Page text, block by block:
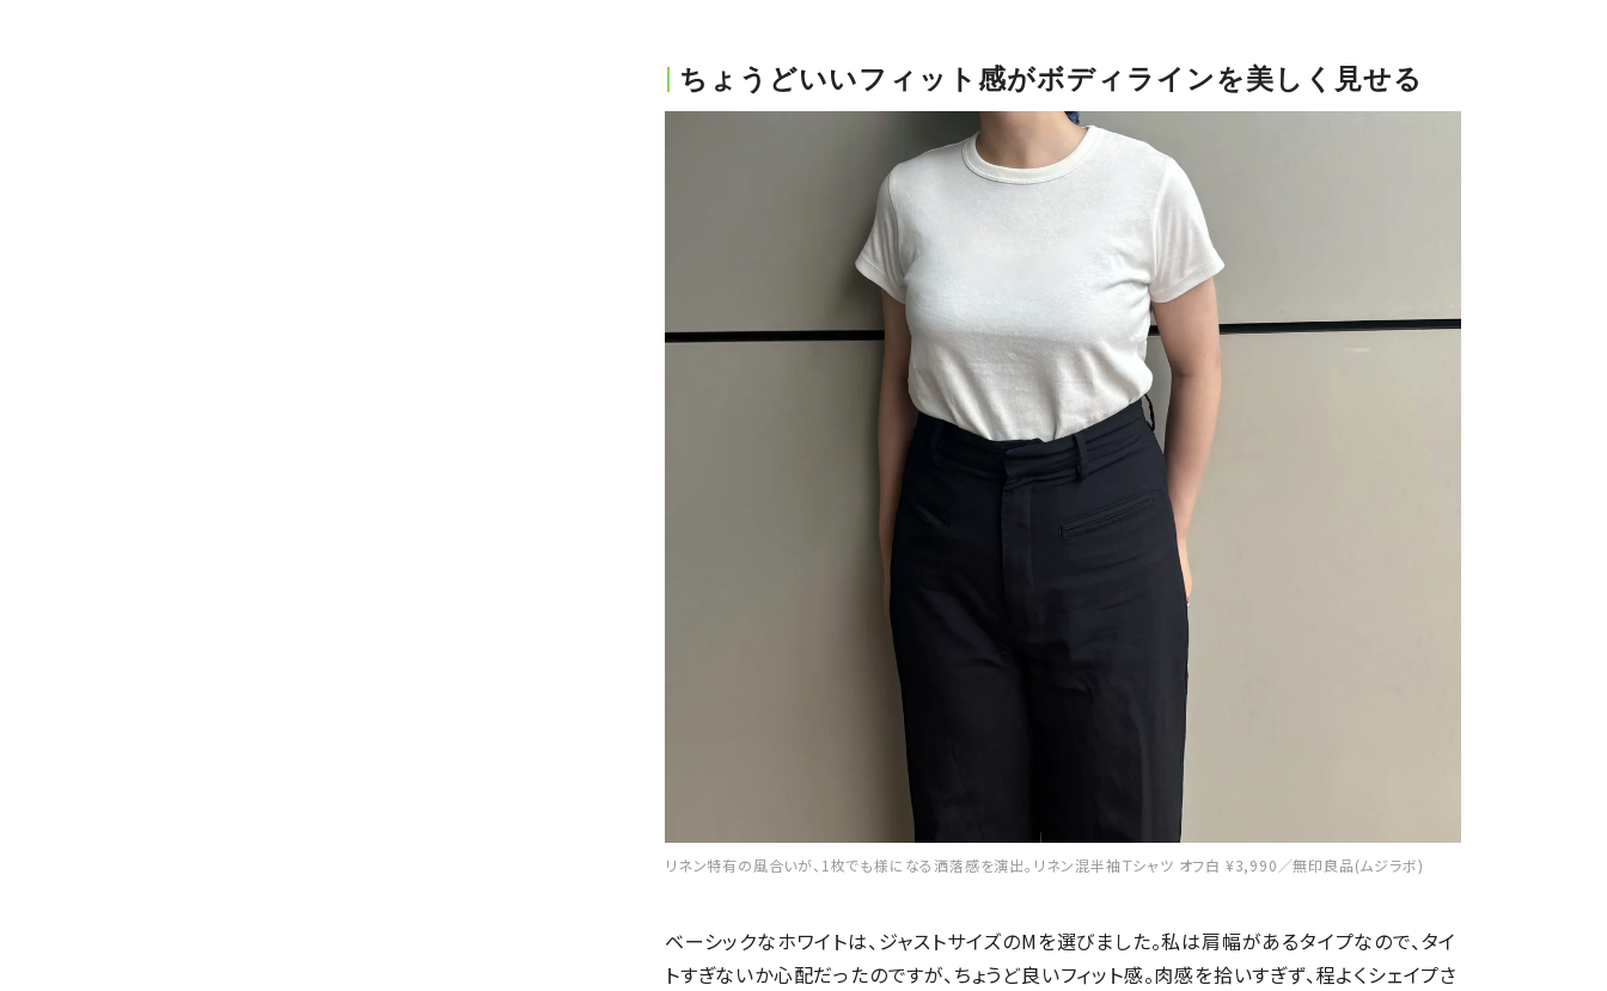
ちょうどいいフィット感がボディラインを美しく見せる
リネン特有の風合いが、1枚でも様になる洒落感を演出。リネン混半袖Ｔシャツ オフ白 ¥3,990／無印良品(ムジラボ)
ベーシックなホワイトは、ジャストサイズのMを選びました。私は肩幅があるタイプなので、タイ
トすぎないか心配だったのですが、ちょうど良いフィット感。肉感を拾いすぎず、程よくシェイプさ